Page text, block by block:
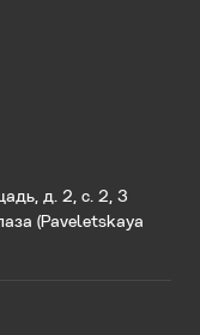
д. 2, с. 2, 3
(Paveletskaya